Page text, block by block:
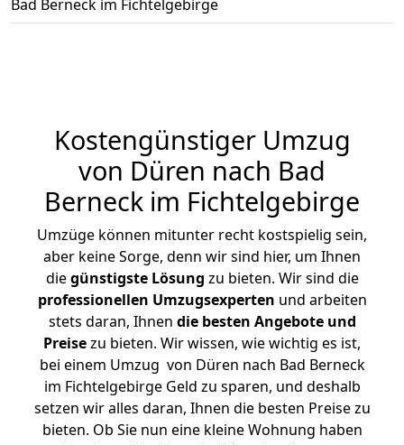
Bad Berneck im Fichtelgebirge
Kostengünstiger Umzug
von Düren nach Bad
Berneck im Fichtelgebirge
Umzüge können mitunter recht kostspielig sein,
aber keine Sorge, denn wir sind hier, um Ihnen
diegünstigste Lösung zu bieten. Wir sind die
professionellen Umzugsexperten und arbeiten
stets daran, Ihnen die besten Angebote und
Preisezu bieten. Wir wissen, wie wichtig es ist,
bei einem Umzug von Düren nach Bad Berneck
im Fichtelgebirge Geld zu sparen, und deshalb
setzen wir alles daran, Ihnen die besten Preise zu
bieten. Ob Sie nun eine kleine Wohnung haben